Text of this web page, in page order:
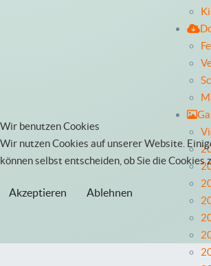
Wir benutzen Cookies
Wir nutzen Cookies auf unserer Website.
können selbst entscheiden, ob Sie die
Akzeptieren Ablehnen